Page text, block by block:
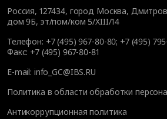
Россия, 127434, город Москва,
дом 9Б, эт/пом/ком 5/XIII/14
Телефон: +7 (495) 967-80-80; +7 (495)
Факс: +7 (495) 967-80-81
E-mail: info_GC@IBS.RU
Политика в области обработки
Антикоррупционная политика